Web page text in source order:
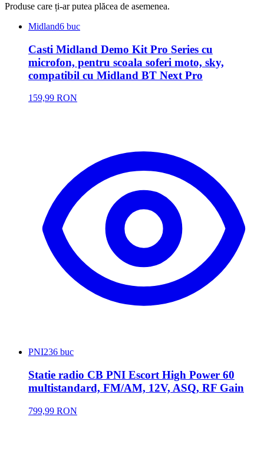
Produse care ți-ar putea plăcea de asemenea.
Midland6 buc
Casti Midland Demo Kit Pro Series cu
microfon, pentru scoala soferi moto, sky,
compatibil cu Midland BT Next Pro
159,99 RON
PNI236 buc
Statie radio CB PNI Escort High Power 60
multistandard, FM/AM, 12V, ASQ, RF Gain
799,99 RON